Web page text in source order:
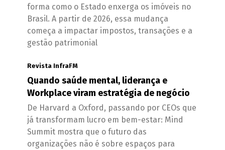
forma como o Estado enxerga os imóveis no
Brasil. A partir de 2026, essa mudança
começa a impactar impostos, transações e a
gestão patrimonial
Revista InfraFM
Quando saúde mental, liderança e
Workplace viram estratégia de negócio
De Harvard a Oxford, passando por CEOs que
já transformam lucro em bem-estar: Mind
Summit mostra que o futuro das
organizações não é sobre espaços para